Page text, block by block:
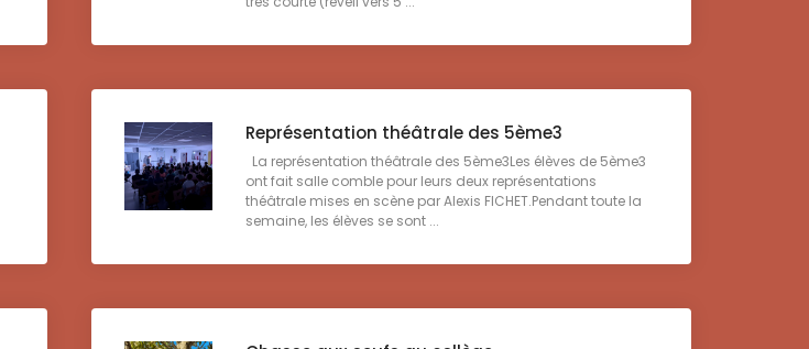
Représentation théâtrale des 5ème3
La représentation théâtrale des 5ème3Les élèves de 5ème3
ont fait salle comble pour leurs deux représentations
théâtrale mises en scène par Alexis FICHET.Pendant toute la
semaine, les élèves se sont ...